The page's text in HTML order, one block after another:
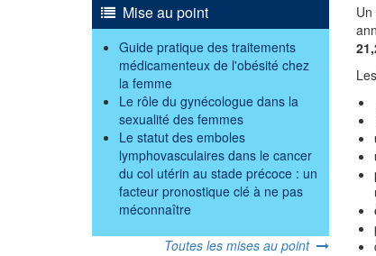
Mise au point
Guide pratique des traitements
médicamenteux de l'obésité chez
la femme
Le rôle du gynécologue dans la
sexualité des femmes
Le statut des emboles
lymphovasculaires dans le cancer
du col utérin au stade précoce : un
facteur pronostique clé à ne pas
méconnaître
Toutes les mises au point